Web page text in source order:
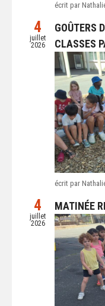
écrit par
4
juillet
2026
GOÛTERS
CLASSES
écrit par
4
juillet
2026
MATINÉE